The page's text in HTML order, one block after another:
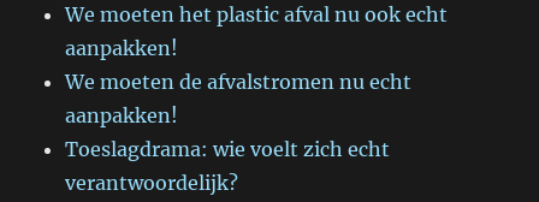
We moeten het plastic afval nu ook echt
aanpakken!
We moeten de afvalstromen nu echt
aanpakken!
Toeslagdrama: wie voelt zich echt
verantwoordelijk?